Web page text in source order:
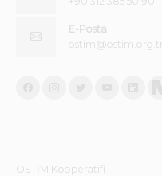
E-Posta
ostim@ostim.org.tr
OSTİM Kooperatifi